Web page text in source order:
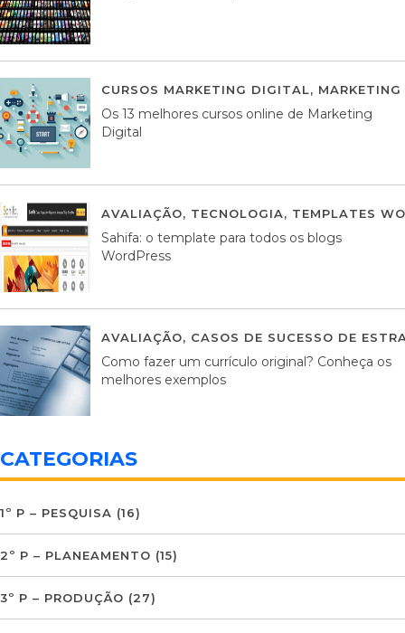
CURSOS MARKETING DIGITAL,
Os 13 melhores cursos online de Marketing
Digital
AVALIAÇÃO, TECNOLOGIA, TEMPLATES
Sahifa: o template para todos os blogs
WordPress
AVALIAÇÃO, CASOS DE SUCESSO DE
Como fazer um currículo original? Conheça os
melhores exemplos
CATEGORIAS
1º P – PESQUISA (16)
2º P – PLANEAMENTO (15)
3º P – PRODUÇÃO (27)